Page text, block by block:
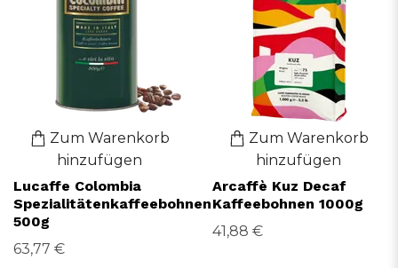
Zum Warenkorb
hinzufügen
Lucaffe Colombia
Spezialitätenkaffeebohnen
500g
63,77 €
Zum Warenkorb
hinzufügen
Arcaffè Kuz Decaf
Kaffeebohnen 1000g
41,88 €